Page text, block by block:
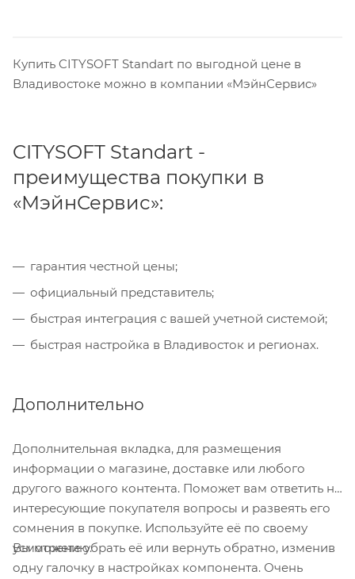
Купить CITYSOFT Standart по выгодной цене в
Владивостоке можно в компании «МэйнСервис»
CITYSOFT Standart -
преимущества покупки в
«МэйнСервис»:
гарантия честной цены;
официальный представитель;
быстрая интеграция с вашей учетной системой;
быстрая настройка в Владивосток и регионах.
Дополнительно
Дополнительная вкладка, для размещения
информации о магазине, доставке или любого
другого важного контента. Поможет вам ответить на
интересующие покупателя вопросы и развеять его
сомнения в покупке. Используйте её по своему
усмотрению.
Вы можете убрать её или вернуть обратно, изменив
одну галочку в настройках компонента. Очень